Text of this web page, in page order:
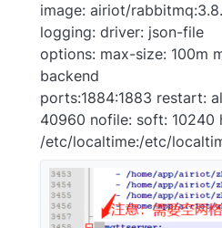
image: airiot/
logging: driver: json-file
options: max-size: 100m
backend
ports:1884:1883 restart:
40960 nofile: soft: 10240
/etc/localtime:/etc/